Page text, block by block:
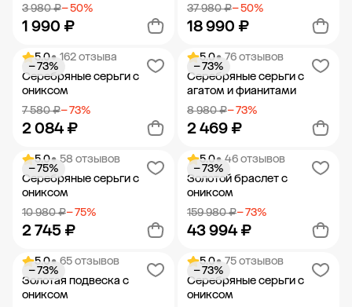
3 980 ₽− 50%
1 990 ₽
Добавить в корзину
37 980 ₽− 50%
18 990 ₽
Добавить в корзину
5.0• 162 отзыва
Серебряные серьги с
ониксом
7 580 ₽− 73%
2 084 ₽
− 73%
Добавить в корзину
5.0• 76 отзывов
Серебряные серьги с
агатом и фианитами
8 980 ₽− 73%
2 469 ₽
− 73%
Добавить в корзину
5.0• 58 отзывов
Серебряные серьги с
ониксом
10 980 ₽− 75%
2 745 ₽
− 75%
Добавить в корзину
5.0• 46 отзывов
Золотой браслет с
ониксом
159 980 ₽− 73%
43 994 ₽
− 73%
Добавить в корзину
5.0• 65 отзывов
Золотая подвеска с
ониксом
− 73%
5.0• 75 отзывов
Серебряные серьги с
ониксом
− 73%